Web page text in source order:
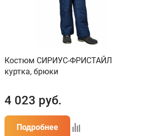
Костюм СИРИУС-ФРИСТАЙЛ
куртка, брюки
4 023 руб.
Подробнее